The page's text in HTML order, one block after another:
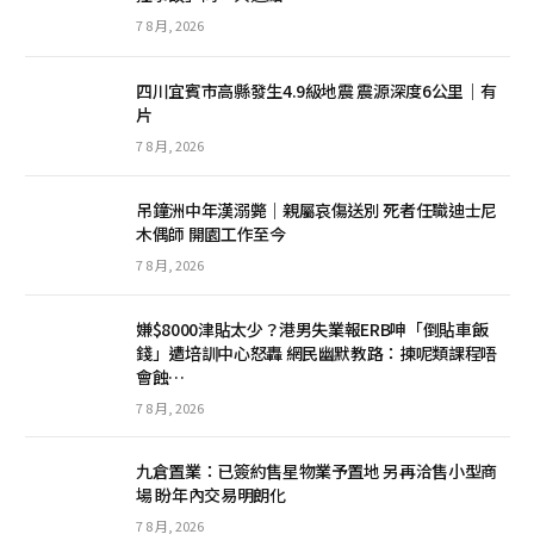
7 8 月, 2026
四川宜賓市高縣發生4.9級地震 震源深度6公里｜有
片
7 8 月, 2026
吊鐘洲中年漢溺斃｜親屬哀傷送別 死者任職迪士尼
木偶師 開園工作至今
7 8 月, 2026
嫌$8000津貼太少？港男失業報ERB呻「倒貼車飯
錢」遭培訓中心怒轟 網民幽默教路：揀呢類課程唔
會蝕…
7 8 月, 2026
九倉置業：已簽約售星物業予置地 另再洽售小型商
場 盼年內交易明朗化
7 8 月, 2026